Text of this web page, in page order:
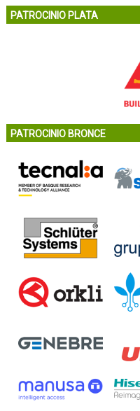
PATROCINIO PLATA
PATROCINIO BRONCE